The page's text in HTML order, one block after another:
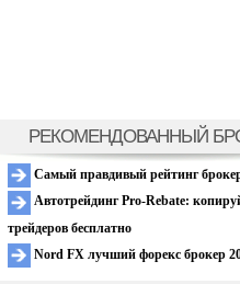
РЕКОМЕНДОВАННЫЙ
Самый правдивый рейтинг
Автотрейдинг Pro-Rebate:
трейдеров бесплатно
Nord FX лучший форекс брокер